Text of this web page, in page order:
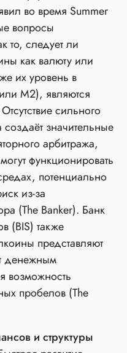
во время Summer
вопросы
то, следует ли
как валюту или
их уровень в
M2), являются
сильного
значительные
арбитража,
функционировать
потенциально
из‑за
(The Banker). Банк
(BIS) также
представляют
денежным
возможность
пробелов (The
и структуры